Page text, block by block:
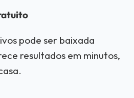
pode ser baixada
resultados em minutos,